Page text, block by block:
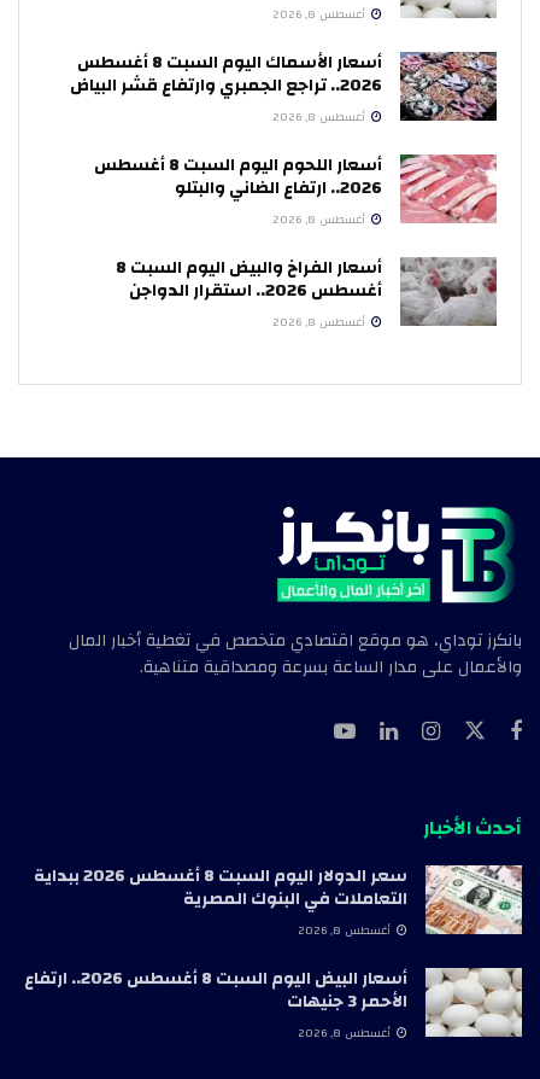
أغسطس 8, 2026
أسعار الأسماك اليوم السبت 8 أغسطس
2026.. تراجع الجمبري وارتفاع قشر البياض
أغسطس 8, 2026
أسعار اللحوم اليوم السبت 8 أغسطس
2026.. ارتفاع الضاني والبتلو
أغسطس 8, 2026
أسعار الفراخ والبيض اليوم السبت 8
أغسطس 2026.. استقرار الدواجن
أغسطس 8, 2026
بانكرز توداي، هو موقع اقتصادي متخصص في تغطية أخبار المال
والأعمال على مدار الساعة بسرعة ومصداقية متناهية.
أحدث الأخبار
سعر الدولار اليوم السبت 8 أغسطس 2026 ببداية
التعاملات في البنوك المصرية
أغسطس 8, 2026
أسعار البيض اليوم السبت 8 أغسطس 2026.. ارتفاع
الأحمر 3 جنيهات
أغسطس 8, 2026